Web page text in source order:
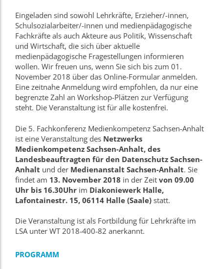
Eingeladen sind sowohl Lehrkräfte, Erzieher/-innen,
Schulsozialarbeiter/-innen und medien­pädagogische
Fachkräfte als auch Akteure aus Politik, Wissenschaft
und Wirtschaft, die sich über aktuelle
medienpädagogische Fragestellungen informieren
wollen. Wir freuen uns, wenn Sie sich bis zum 01.
November 2018 über das Online-Formular anmelden.
Eine zeitnahe Anmeldung wird empfohlen, da nur eine
begrenzte Zahl an Workshop-Plätzen zur Verfügung
steht. Die Veranstaltung ist für alle kostenfrei.
Die 5. Fachkonferenz Medienkompetenz Sachsen-Anhalt
ist eine Veranstaltung des Netzwerks
Medienkompetenz Sachsen-Anhalt, des
Landesbeauftragten für den Datenschutz Sachsen-
Anhalt und der Medienanstalt Sachsen-Anhalt. Sie
findet am 13. November 2018 in der Zeit von 09.00
Uhr bis 16.30Uhr im Diakoniewerk Halle,
Lafontainestr. 15, 06114 Halle (Saale) statt.
Die Veranstaltung ist als Fortbildung für Lehrkräfte im
LSA unter WT 2018-400-82 anerkannt.
PROGRAMM